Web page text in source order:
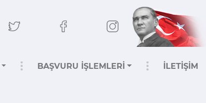
BAŞVURU İŞLEMLERİ İLETİŞİM